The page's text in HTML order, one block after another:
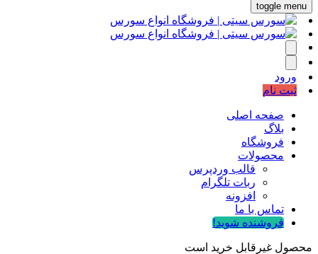
toggle menu
ورود
ثبت نام
صفحه اصلی
بلاگ
فروشگاه
محصولات
قالب وردپرس
ربات تلگرام
افزونه
تماس با ما
فروشنده شوید!
محصول غیرقابل خرید است